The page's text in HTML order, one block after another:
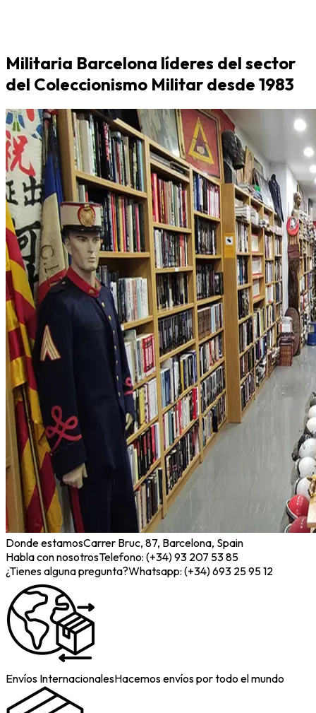
Militaria Barcelona líderes del sector
del Coleccionismo Militar desde 1983
Donde estamosCarrer Bruc, 87, Barcelona, Spain
Habla con nosotrosTelefono: (+34) 93 207 53 85
¿Tienes alguna pregunta?Whatsapp: (+34) 693 25 95 12
Envíos InternacionalesHacemos envíos por todo el mundo